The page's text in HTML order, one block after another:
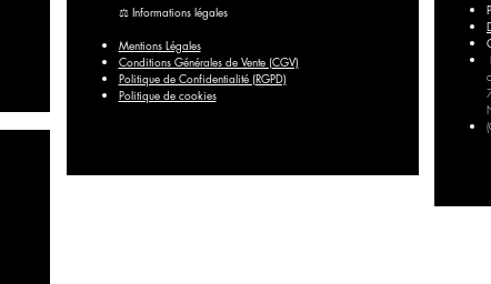
⚖️ Informations légales
Mentions Légales
Conditions Générales de Vente (CGV)
Politique de Confidentialité (RGPD)
Politique de cookies